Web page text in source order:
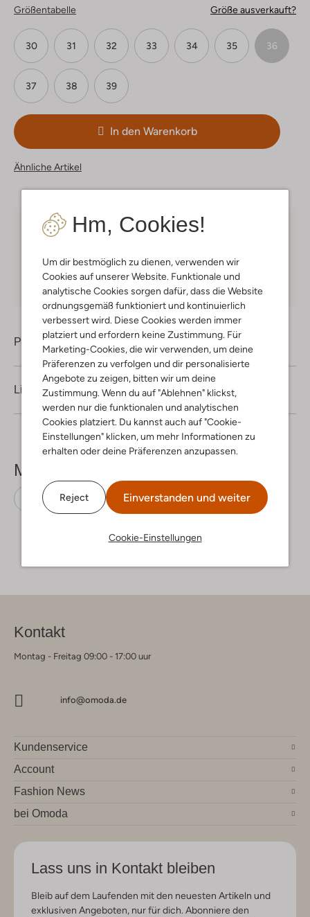
Hm, Cookies!
Um dir bestmöglich zu dienen, verwenden wir
Cookies auf unserer Website. Funktionale und
analytische Cookies sorgen dafür, dass die Website
ordnungsgemäß funktioniert und kontinuierlich
verbessert wird. Diese Cookies werden immer
platziert und erfordern keine Zustimmung. Für
Marketing-Cookies, die wir verwenden, um deine
Präferenzen zu verfolgen und dir personalisierte
Angebote zu zeigen, bitten wir um deine
Zustimmung. Wenn du auf "Ablehnen" klickst,
werden nur die funktionalen und analytischen
Cookies platziert. Du kannst auch auf "Cookie-
Einstellungen" klicken, um mehr Informationen zu
erhalten oder deine Präferenzen anzupassen.
Reject Einverstanden und weiter
Cookie-Einstellungen
Größentabelle Größe ausverkauft?
30 31 32 33 34 35 36
37 38 39
In den Warenkorb
Ähnliche Artikel
Kostenloser Versandab € 75 für Club-Omoda
Kauf auf Rechnung 30 TagenRückgaberecht
Produktinformation
Lieferung & Rückgabe
Mehr sehen
Ankle Boots Vingino Leder
Kontakt
Montag - Freitag 09:00 - 17:00 uur
info@omoda.de
Kundenservice
Account
Fashion News
bei Omoda
Lass uns in Kontakt bleiben
Bleib auf dem Laufenden mit den neuesten Artikeln und
exklusiven Angeboten, nur für dich. Abonniere den